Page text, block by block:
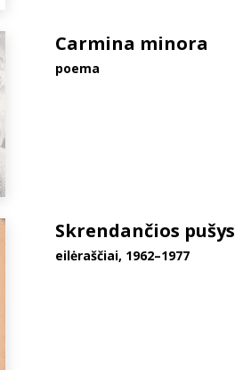
Carmina minora
poema
Skrendančios pušys
eilėraščiai, 1962–1977